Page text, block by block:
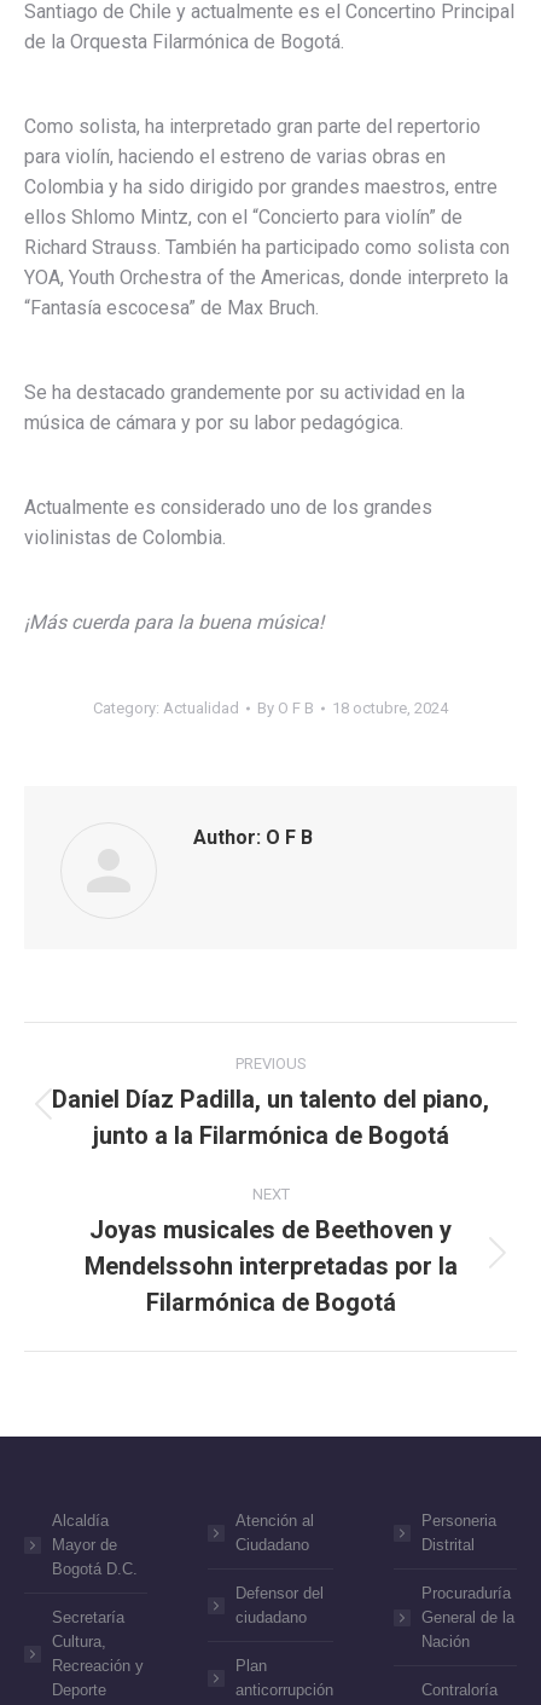
Santiago de Chile y actualmente es el Concertino Principal
de la Orquesta Filarmónica de Bogotá.
Como solista, ha interpretado gran parte del repertorio
para violín, haciendo el estreno de varias obras en
Colombia y ha sido dirigido por grandes maestros, entre
ellos Shlomo Mintz, con el “Concierto para violín” de
Richard Strauss. También ha participado como solista con
YOA, Youth Orchestra of the Americas, donde interpreto la
“Fantasía escocesa” de Max Bruch.
Se ha destacado grandemente por su actividad en la
música de cámara y por su labor pedagógica.
Actualmente es considerado uno de los grandes
violinistas de Colombia.
¡Más cuerda para la buena música!
Category: Actualidad By O F B 18 octubre, 2024
Author: O F B
navigation
PREVIOUS
post:
Daniel Díaz Padilla, un talento del piano,
junto a la Filarmónica de Bogotá
NEXT
Next
post:
Joyas musicales de Beethoven y
Mendelssohn interpretadas por la
Filarmónica de Bogotá
Alcaldía
Mayor de
Bogotá D.C.
Secretaría
Cultura,
Recreación y
Deporte
Atención al
Ciudadano
Defensor del
ciudadano
Plan
anticorrupción
Personeria
Distrital
Procuraduría
General de la
Nación
Contraloría